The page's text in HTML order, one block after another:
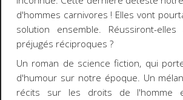
d'hommes carnivores ! Elles vont
solution ensemble. Réussiront-
préjugés réciproques ?
Un roman de science fiction, qui
d'humour sur notre époque. Un
récits sur les droits de l'homme